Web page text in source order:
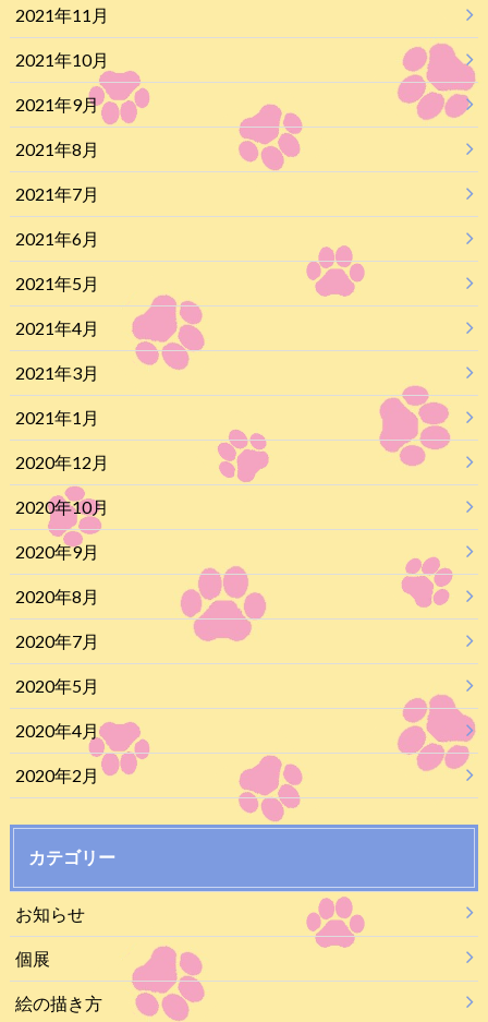
2021年11月
2021年10月
2021年9月
2021年8月
2021年7月
2021年6月
2021年5月
2021年4月
2021年3月
2021年1月
2020年12月
2020年10月
2020年9月
2020年8月
2020年7月
2020年5月
2020年4月
2020年2月
カテゴリー
お知らせ
個展
絵の描き方